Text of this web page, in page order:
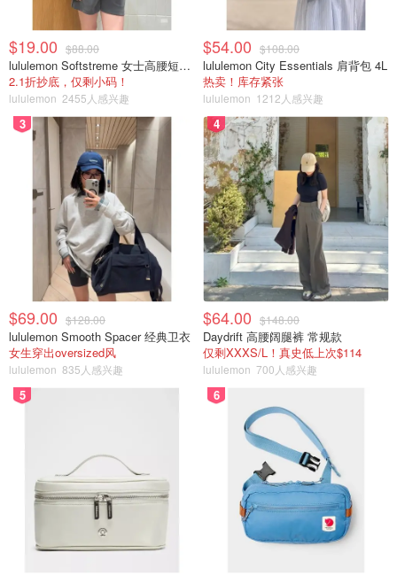
$19.00 $88.00
lululemon Softstreme 女士高腰短裤 10cm
2.1折抄底，仅剩小码！
lululemon 2455人感兴趣
$54.00 $108.00
lululemon City Essentials 肩背包 4L
热卖！库存紧张
lululemon 1212人感兴趣
3
$69.00 $128.00
lululemon Smooth Spacer 经典卫衣
女生穿出oversized风
lululemon 835人感兴趣
4
$64.00 $148.00
Daydrift 高腰阔腿裤 常规款
仅剩XXXS/L！真史低上次$114
lululemon 700人感兴趣
5 6